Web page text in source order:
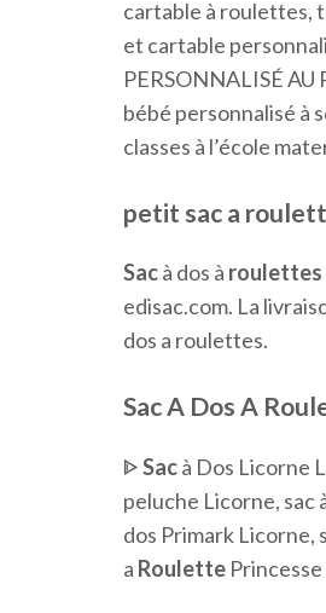
cartable à roulettes,
et cartable
PERSONNALISÉ
bébé personnalisé à
classes à l’école
petit sac a
Sacà dos à roulettes
edisac.com. La
dos a roulettes.
Sac A Dos A
ᐈSacà Dos Licorne
peluche Licorne, sac
dos Primark Licorne,
a Roulette Princesse